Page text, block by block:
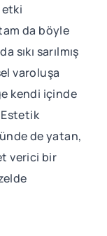
da böyle
sıkı sarılmış
varoluşa
kendi içinde
de yatan,
verici bir